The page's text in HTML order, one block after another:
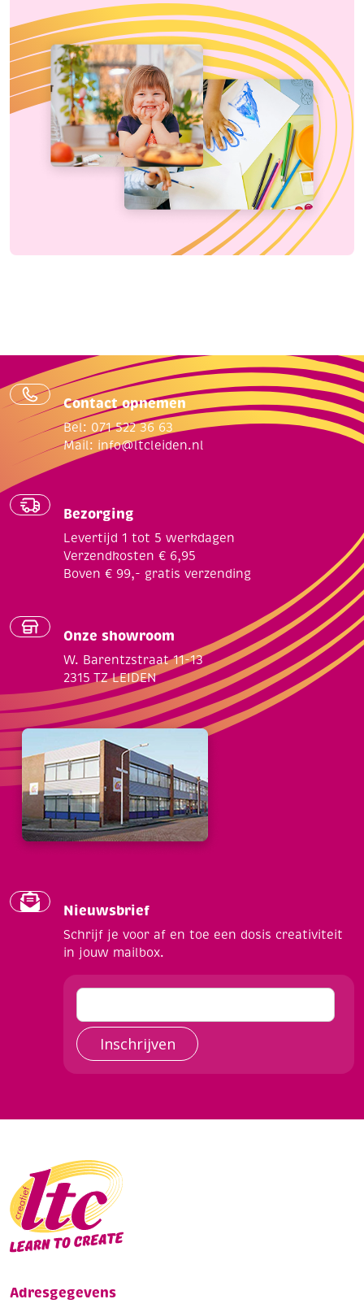
Contact opnemen
Bel: 071 522 36 63
Mail: info@ltcleiden.nl
Bezorging
Levertijd 1 tot 5 werkdagen
Verzendkosten € 6,95
Boven € 99,- gratis verzending
Onze showroom
W. Barentzstraat 11-13
2315 TZ LEIDEN
Nieuwsbrief
Schrijf je voor af en toe een dosis creativiteit
in jouw mailbox.
Inschrijven
Adresgegevens